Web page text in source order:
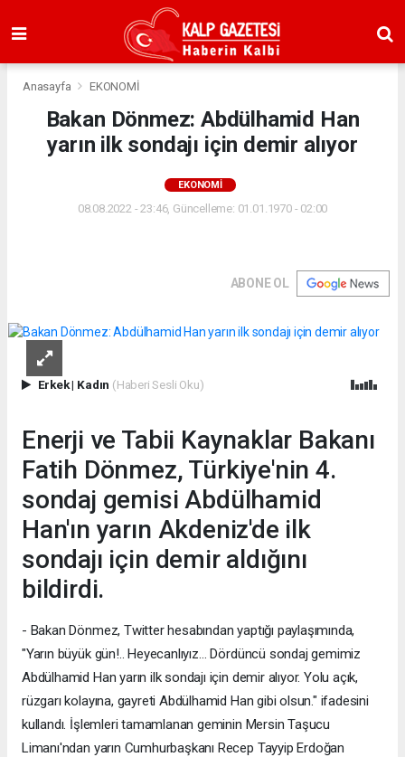
Anasayfa EKONOMİ
Bakan Dönmez: Abdülhamid Han
yarın ilk sondajı için demir alıyor
EKONOMİ
08.08.2022 - 23:46, Güncelleme: 01.01.1970 - 02:00
ABONE OL
Erkek| Kadın (Haberi Sesli Oku)
Enerji ve Tabii Kaynaklar Bakanı
Fatih Dönmez, Türkiye'nin 4.
sondaj gemisi Abdülhamid
Han'ın yarın Akdeniz'de ilk
sondajı için demir aldığını
bildirdi.
- Bakan Dönmez, Twitter hesabından yaptığı paylaşımında,
"Yarın büyük gün!.. Heyecanlıyız… Dördüncü sondaj gemimiz
Abdülhamid Han yarın ilk sondajı için demir alıyor. Yolu açık,
rüzgarı kolayına, gayreti Abdülhamid Han gibi olsun." ifadesini
kullandı. İşlemleri tamamlanan geminin Mersin Taşucu
Limanı'ndan yarın Cumhurbaşkanı Recep Tayyip Erdoğan